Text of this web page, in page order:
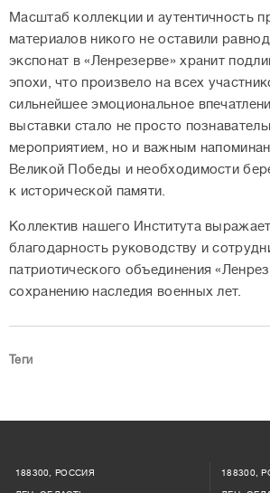
Масштаб коллекции и аутентичность
материалов никого не оставили
экспонат в «Ленрезерве» хранит
эпохи, что произвело на всех
сильнейшее эмоциональное
выставки стало не просто
мероприятием, но и важным
Великой Победы и необходимости
к исторической памяти.
Коллектив нашего Института
благодарность руководству и
патриотического объединения
сохранению наследия военных лет.
Теги
188300, РОССИЯ 188300,